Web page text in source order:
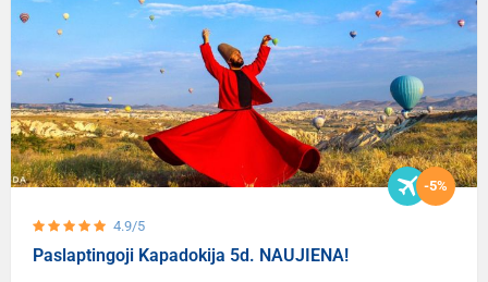
4.9/5
-5%
Paslaptingoji Kapadokija 5d. NAUJIENA!